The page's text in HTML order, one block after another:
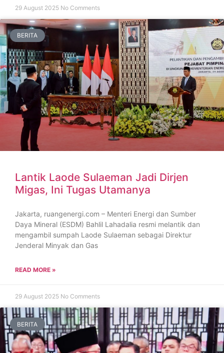
29 August 2025 No Comments
BERITA
Lantik Laode Sulaeman Jadi Dirjen
Migas, Ini Tugas Utamanya
Jakarta, ruangenergi.com – Menteri Energi dan Sumber
Daya Mineral (ESDM) Bahlil Lahadalia resmi melantik dan
mengambil sumpah Laode Sulaeman sebagai Direktur
Jenderal Minyak dan Gas
READ MORE »
29 August 2025 No Comments
BERITA